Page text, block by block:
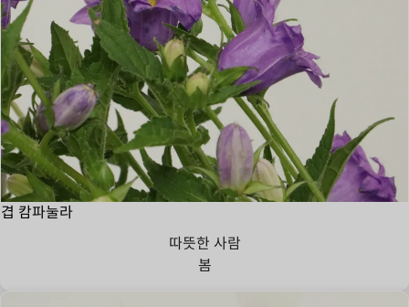
겹 캄파눌라
따뜻한 사람
봄